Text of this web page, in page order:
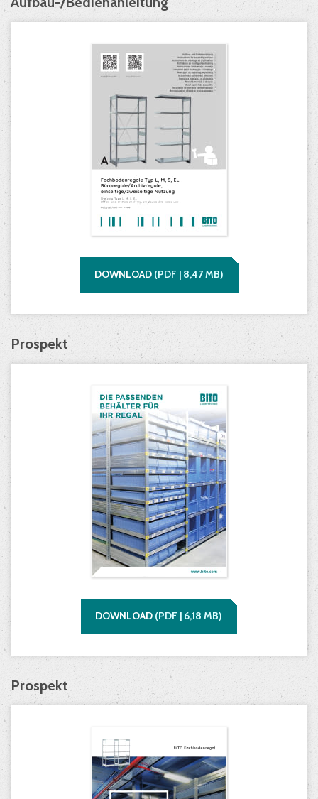
DOWNLOAD (PDF | 8,47MB)
Prospekt
DOWNLOAD (PDF | 6,18 MB)
Prospekt